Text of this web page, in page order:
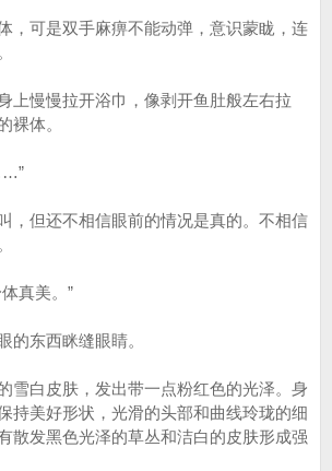
可是双手麻痹不能动弹，意识蒙眬，连
慢慢拉开浴巾，像剥开鱼肚般左右拉
裸体。
但还不相信眼前的情况是真的。不相信
真美。”
东西眯缝眼睛。
白皮肤，发出带一点粉红色的光泽。身
持美好形状，光滑的头部和曲线玲珑的细
散发黑色光泽的草丛和洁白的皮肤形成强